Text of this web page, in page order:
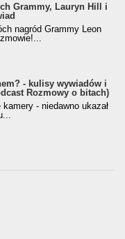
Grammy, Lauryn Hill i
nagród Grammy Leon
- kulisy wywiadów i
Rozmowy o bitach)
- niedawno ukazał